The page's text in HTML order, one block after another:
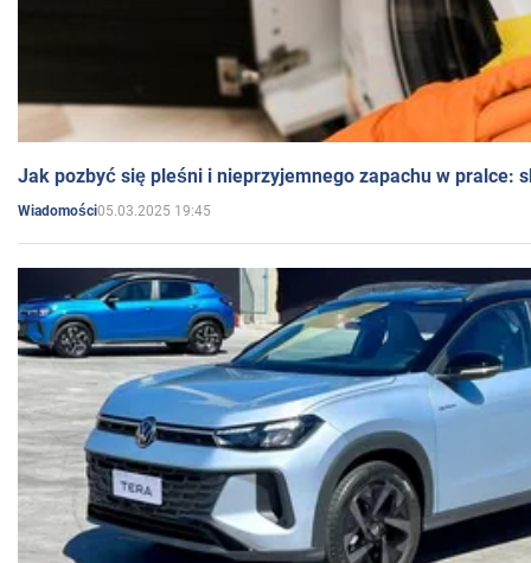
Jak pozbyć się pleśni i nieprzyjemnego zapachu w pralce:
Wiadomości05.03.2025 19:45